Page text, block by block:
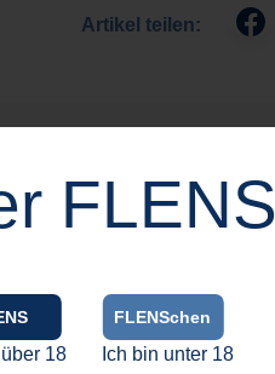
18
FLENSchen
Ich bin unter 18
Artikel teilen:
„konzernfrei“-Logo auf
g/qm. Produziert in